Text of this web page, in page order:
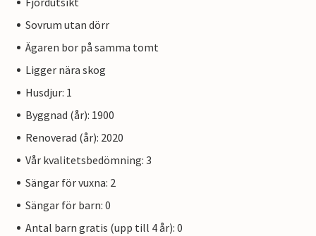
Sovrum utan dörr
Ägaren bor på samma tomt
Ligger nära skog
Husdjur: 1
Byggnad (år): 1900
Renoverad (år): 2020
Vår kvalitetsbedömning: 3
Sängar för vuxna: 2
Sängar för barn: 0
Antal barn gratis (upp till 4 år): 0